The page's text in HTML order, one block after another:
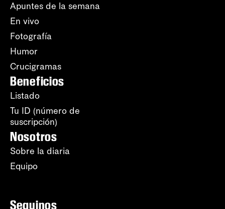
Apuntes de la semana
En vivo
Fotografía
Humor
Crucigramas
Beneficios
Listado
Tu ID (número de
suscripción)
Nosotros
Sobre la diaria
Equipo
Seguinos